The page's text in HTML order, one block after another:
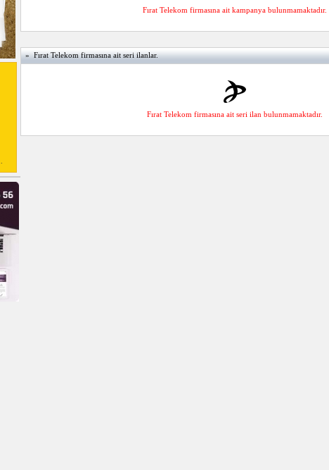
Fırat Telekom firmasına ait kampanya bulunmamaktadır.
» Fırat Telekom firmasına ait seri ilanlar.
Fırat Telekom firmasına ait seri ilan bulunmamaktadır.